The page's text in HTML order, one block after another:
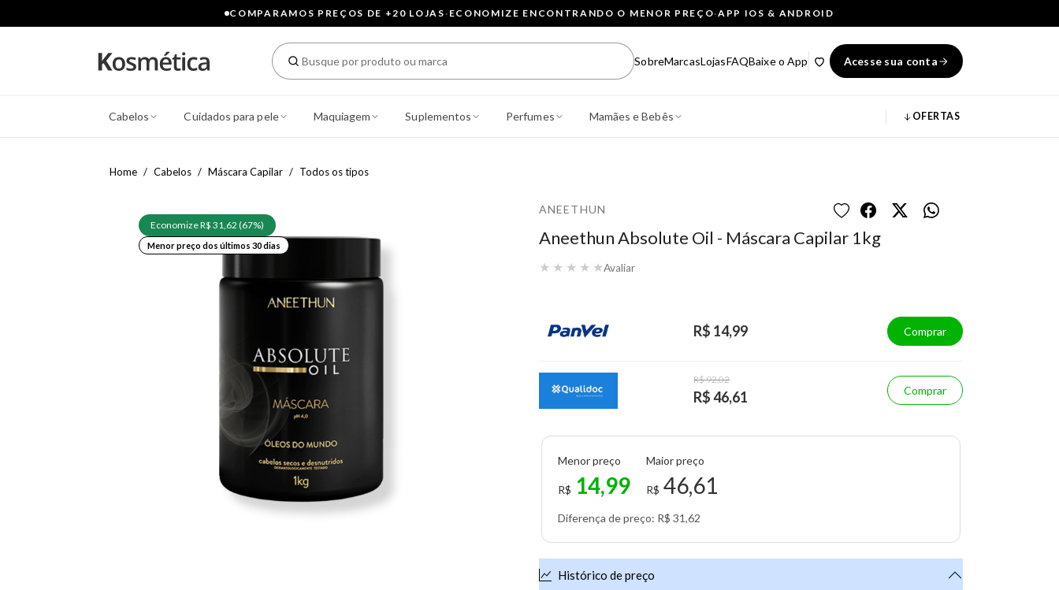
COMPARAMOS PREÇOS DE +20 LOJAS· ECONOMIZE ENCONTRANDO O MENOR PREÇO·APP IOS & ANDROID
SobreMarcasLojasFAQBaixe o App Acesse sua conta
Cabelos Cuidados para pele Maquiagem Suplementos Perfumes Mamães e Bebês OFERTAS
Home Cabelos Máscara Capilar Todos os tipos
Economize R$ 31,62 (67%)
Menor preço dos últimos 30 dias
ANEETHUN
Aneethun Absolute Oil - Máscara Capilar 1kg
★ ★ ★ ★ ★Avaliar
R$ 14,99 Comprar
R$ 92,02
R$ 46,61 Comprar
Menor preço
R$ 14,99
Maior preço
R$ 46,61
Diferença de preço: R$ 31,62
Histórico de preço